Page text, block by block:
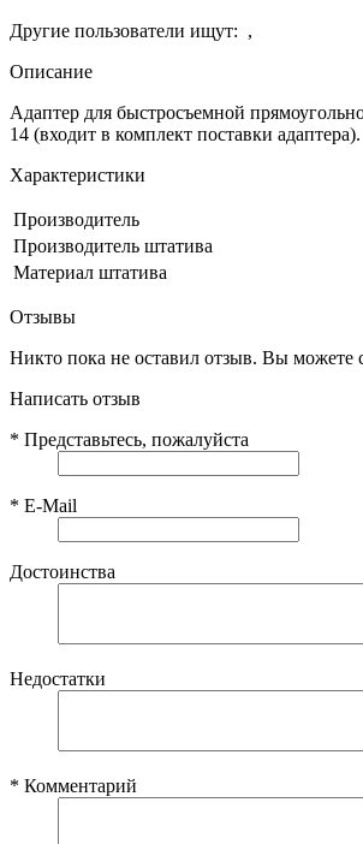
Другие пользователи ищут: ,
Описание
Адаптер для быстросъемной
14 (входит в комплект поставки адаптера).
Характеристики
Производитель
Производитель штатива
Материал штатива
Отзывы
Никто пока не оставил отзыв. Вы можете
Написать отзыв
* Представьтесь, пожалуйста
* E-Mail
Достоинства
Недостатки
* Комментарий